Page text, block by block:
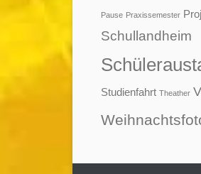
Pause Praxissemester
Schullandheim
Studienfahrt Theather